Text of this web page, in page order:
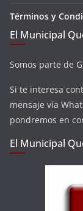
Términos y
El Municipal
Somos parte de
Si te interesa
mensaje vía
pondremos en
El Municipal